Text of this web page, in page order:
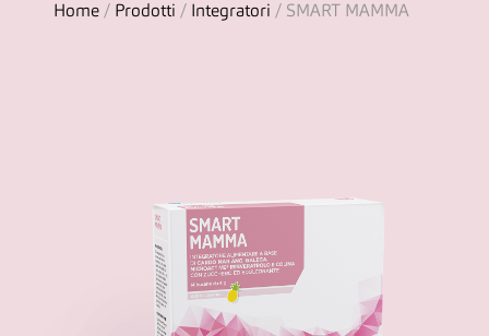
Home / Prodotti / Integratori / SMART MAMMA